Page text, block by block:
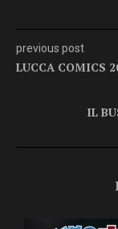
previous post
LUCCA COMICS
IL